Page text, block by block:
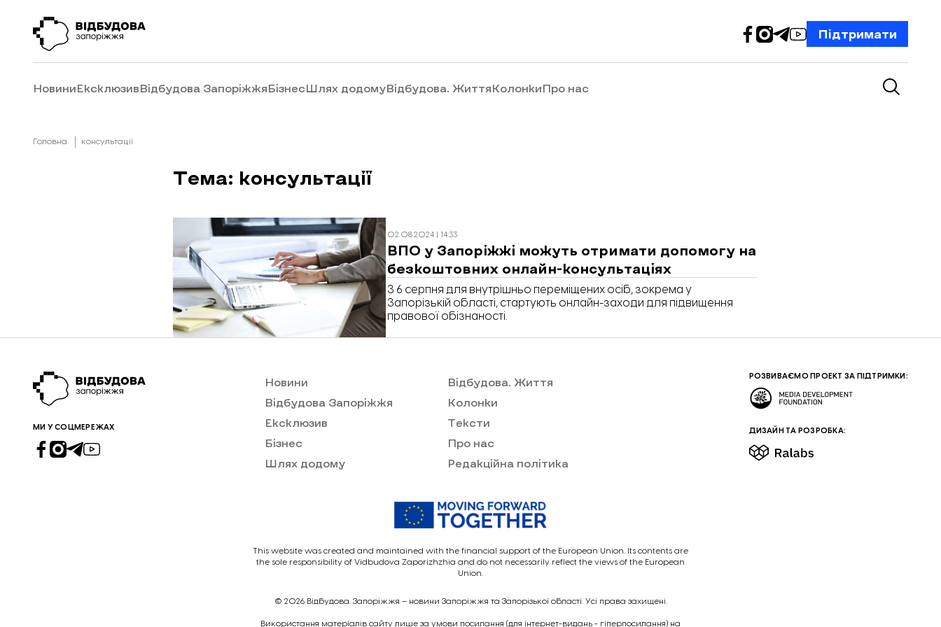
Підтримати
НовиниЕксклюзивВідбудова ЗапоріжжяБізнесШлях додомуВідбудова. ЖиттяКолонкиПро нас
Головна консультації
Тема: консультації
02.08.2024 | 14:33
ВПО у Запоріжжі можуть отримати допомогу на
безкоштовних онлайн-консультаціях
З 6 серпня для внутрішньо переміщених осіб, зокрема у
Запорізькій області, стартують онлайн-заходи для підвищення
правової обізнаності.
МИ У СОЦМЕРЕЖАХ
Новини
Відбудова Запоріжжя
Ексклюзив
Бізнес
Шлях додому
Відбудова. Життя
Колонки
Тексти
Про нас
Редакційна політика
РОЗВИВАЄМО ПРОЕКТ ЗА ПІДТРИМКИ:
ДИЗАЙН ТА РОЗРОБКА:
This website was created and maintained with the financial support of the European Union. Its contents are
the sole responsibility of Vidbudova Zaporizhzhia and do not necessarily reflect the views of the European
Union.
© 2026 Відбудова. Запоріжжя – новини Запоріжжя та Запорізької області. Усі права захищені.
Викориcтання матеріалів сайту лише за умови посилання (для інтернет-видань - гіперпосилання) на